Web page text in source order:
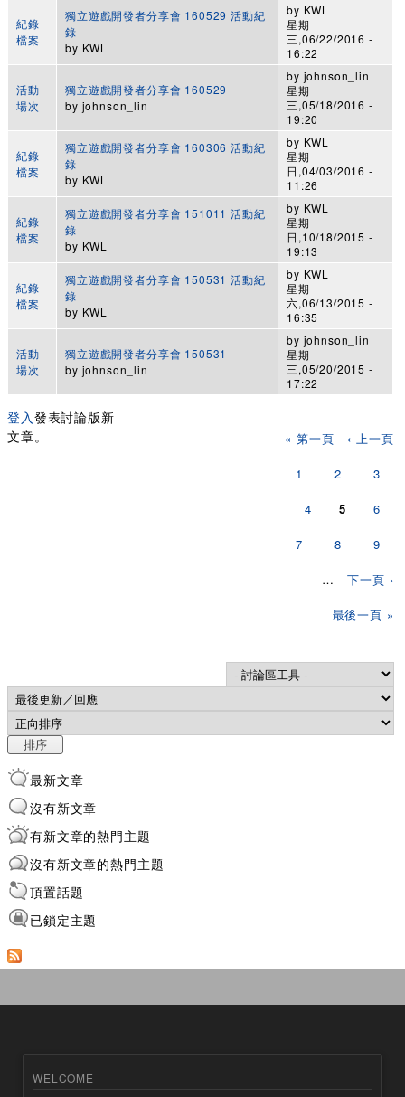
紀錄
檔案
獨立遊戲開發者分享會 160529 活動紀
錄
by KWL
by KWL
星期
三,06/22/2016 -
16:22
活動
場次
獨立遊戲開發者分享會 160529
by johnson_lin
by johnson_lin
星期
三,05/18/2016 -
19:20
紀錄
檔案
獨立遊戲開發者分享會 160306 活動紀
錄
by KWL
by KWL
星期
日,04/03/2016 -
11:26
紀錄
檔案
獨立遊戲開發者分享會 151011 活動紀
錄
by KWL
by KWL
星期
日,10/18/2015 -
19:13
紀錄
檔案
獨立遊戲開發者分享會 150531 活動紀
錄
by KWL
by KWL
星期
六,06/13/2015 -
16:35
活動
場次
獨立遊戲開發者分享會 150531
by johnson_lin
by johnson_lin
星期
三,05/20/2015 -
17:22
登入 發表討論版新
文章。
頁面
« 第一頁 ‹ 上一頁
1 2 3
4 5 6
7 8 9
… 下一頁 ›
最後一頁 »
Order by
排序
最新文章
沒有新文章
有新文章的熱門主題
沒有新文章的熱門主題
頂置話題
已鎖定主題
WELCOME